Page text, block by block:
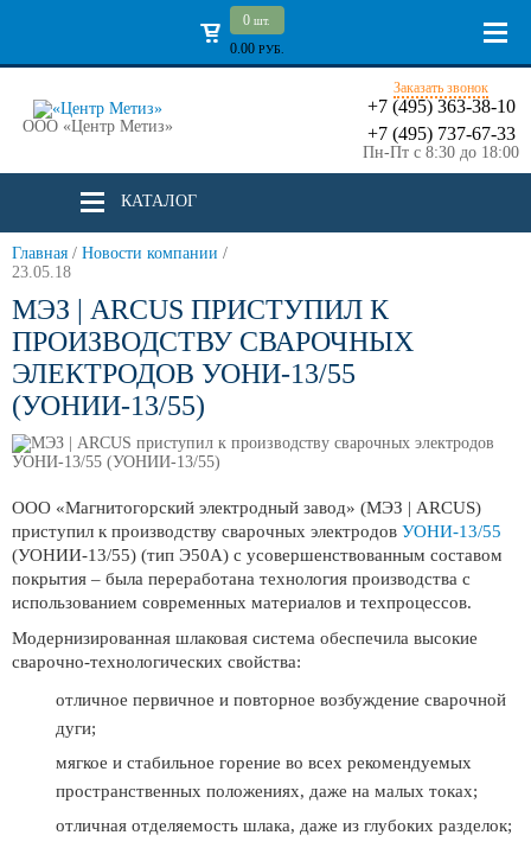
0 шт.
0.00 РУБ.
ООО «Центр Метиз»
Заказать звонок
+7 (495) 363-38-10
+7 (495) 737-67-33
Пн-Пт с 8:30 до 18:00
КАТАЛОГ
Главная / Новости компании /
23.05.18
МЭЗ | ARCUS ПРИСТУПИЛ К
ПРОИЗВОДСТВУ СВАРОЧНЫХ
ЭЛЕКТРОДОВ УОНИ-13/55
(УОНИИ-13/55)
ООО «Магнитогорский электродный завод» (МЭЗ | ARCUS)
приступил к производству сварочных электродов УОНИ-13/55
(УОНИИ-13/55) (тип Э50А) с усовершенствованным составом
покрытия – была переработана технология производства с
использованием современных материалов и техпроцессов.
Модернизированная шлаковая система обеспечила высокие
сварочно-технологических свойства:
отличное первичное и повторное возбуждение сварочной
дуги;
мягкое и стабильное горение во всех рекомендуемых
пространственных положениях, даже на малых токах;
отличная отделяемость шлака, даже из глубоких разделок;